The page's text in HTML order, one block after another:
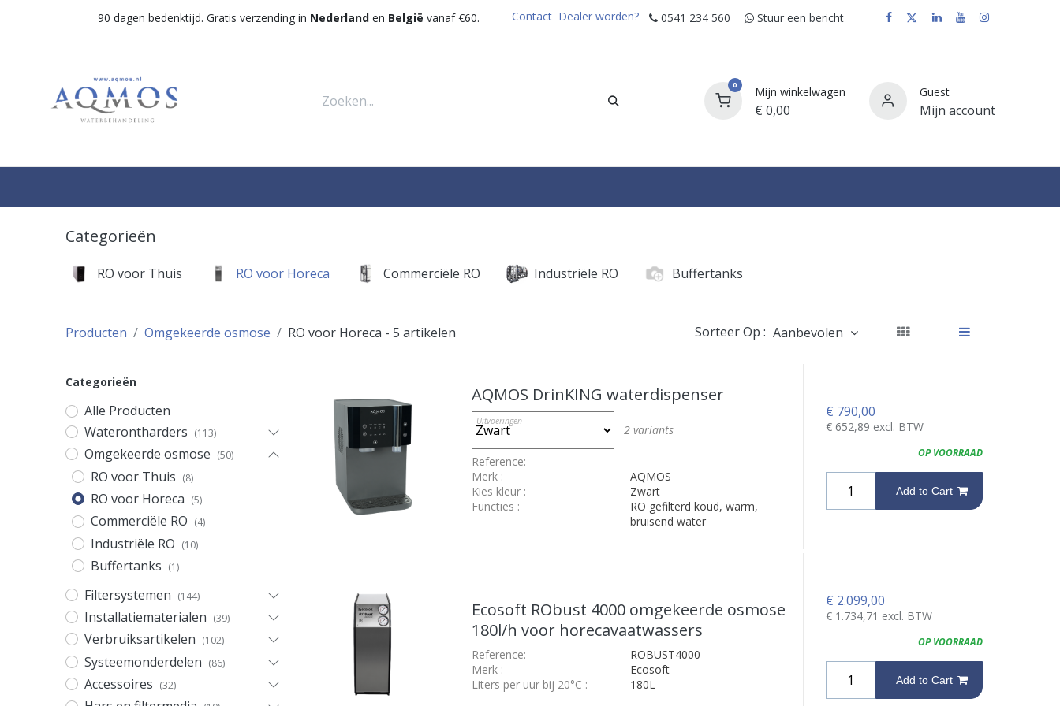
90 dagen bedenktijd. Gratis verzending in Nederlanden België vanaf €60. Contact Dealer worden? 0541 234 560 Stuur e​​​​en bericht
0 Mijn winkelwagen
€ 0,00
Guest
Mijn account
Categorieën
RO voor Thuis RO voor Horeca Commerciële RO Industriële RO Buffertanks
Producten Omgekeerde osmose RO voor Horeca - 5 artikelen Sorteer Op : Aanbevolen
Categorieën
Alle Producten
Waterontharders (113)
Omgekeerde osmose (50)
RO voor Thuis (8)
RO voor Horeca (5)
Commerciële RO (4)
Industriële RO (10)
Buffertanks (1)
Filtersystemen (144)
Installatiematerialen (39)
Verbruiksartikelen (102)
Systeemonderdelen (86)
Accessoires (32)
AQMOS DrinKING waterdispenser
2 variants
Uitvoeringen
Reference:
Merk :
AQMOS
Kies kleur :
Zwart
Functies :
RO gefilterd koud, warm,
bruisend water
€ 790,00
€ 652,89 excl. BTW
OP VOORRAAD
Add to Cart
Ecosoft RObust 4000 omgekeerde osmose
180l/h voor horecavaatwassers
Reference:
ROBUST4000
Merk :
Ecosoft
Liters per uur bij 20°C : 180L
€ 2.099,00
€ 1.734,71 excl. BTW
OP VOORRAAD
Add to Cart